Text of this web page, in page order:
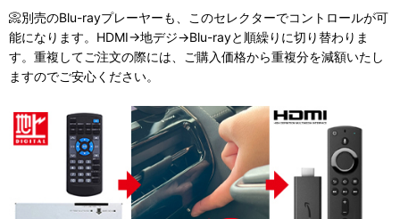
📀別売のBlu-rayプレーヤーも、このセレクターでコントロールが可
能になります。HDMI→地デジ→Blu-rayと順繰りに切り替わりま
す。重複してご注文の際には、ご購入価格から重複分を減額いたし
ますのでご安心ください。